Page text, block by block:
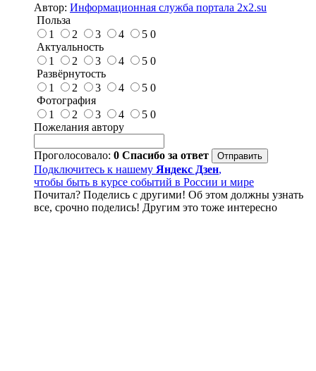
Автор: Информационная служба портала 2x2.su
Польза
1
2 3 4 5 0
Актуальность
1
2 3 4 5 0
Развёрнутость
1
2 3 4 5 0
Фотография
1
2 3 4 5 0
Пожелания автору
Проголосовало: 0 Спасибо за ответ
Подключитесь к нашему Яндекс Дзен,
чтобы быть в курсе событий в России и мире
Почитал? Поделись с другими! Об этом должны узнать
все, срочно поделись! Другим это тоже интересно